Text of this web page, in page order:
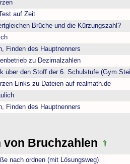
auf Zeit
Brüche und die Kürzungszahl?
Finden des Hauptnenners
zu Dezimalzahlen
über den Stoff der 6. Schulstufe
Links zu Dateien auf realmath.de
Finden des Hauptnenners
von Bruchzahlen
nach ordnen (mit Lösungsweg)